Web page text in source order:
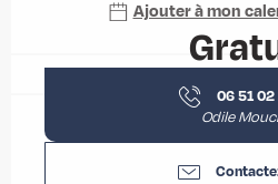
Ajouter à mon
06 51 02
Odile